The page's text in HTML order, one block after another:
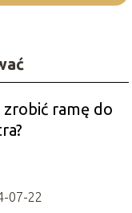
zrobić ramę do
07-22